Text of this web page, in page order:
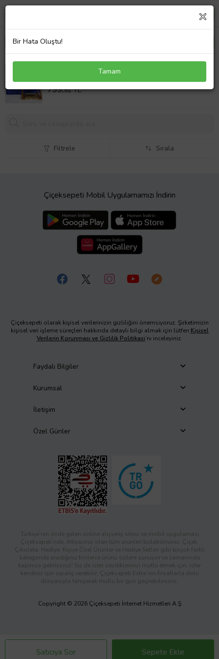
Kişiye Özel İsimli Saatli Masa Üstü Newton Denge
Topları & Deri Ajanda & Roller Kalem Premium Set
Sepet Fiyatı
799,92 TL
Satıcıya Sor Sepete Ekle
Filtrele Sırala
Çiçeksepeti Mobil Uygulamamızı İndirin
Çiçeksepeti olarak kişisel verilerinizin gizliliğini önemsiyoruz. Şirketimizin
kişisel veri işleme süreçleri hakkında detaylı bilgi almak için lütfen Kişisel
Verilerin Korunması ve Gizlilik Politikası’nı inceleyiniz.
Faydalı Bilgiler
Kurumsal
İletişim
Özel Günler
Türkiye’nin önde gelen online alışveriş sitesi ve mobil uygulaması
Çiçeksepeti’nde, ihtiyacınız olan tüm ürünleri bulabilirsiniz. Çiçek,
Çikolata, Hediye, Kişiye Özel Ürünler ve Hediye Setleri gibi birçok farklı
kategoride aradığınız binlerce ürünü sizlere sunuyor ve zamanında
kapınıza getiriyoruz! Siz de ister sevdiklerinizi mutlu etmek için, ister
kendiniz için sipariş verebilir; Çiçeksepeti Extra’nın fırsatlarla dolu
dünyasıyla tanışarak mutlu bir gün geçirebilirsiniz.
Copyright © 2026 Çiçeksepeti İnternet Hizmetleri A.Ş
Bir Hata Oluştu!
Tamam